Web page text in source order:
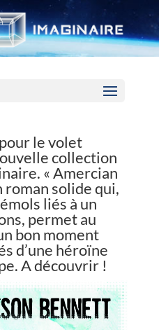
le volet
collection
« Amercian
roman solide qui,
liés à un
permet au
bon moment
d’une héroïne
A découvrir !